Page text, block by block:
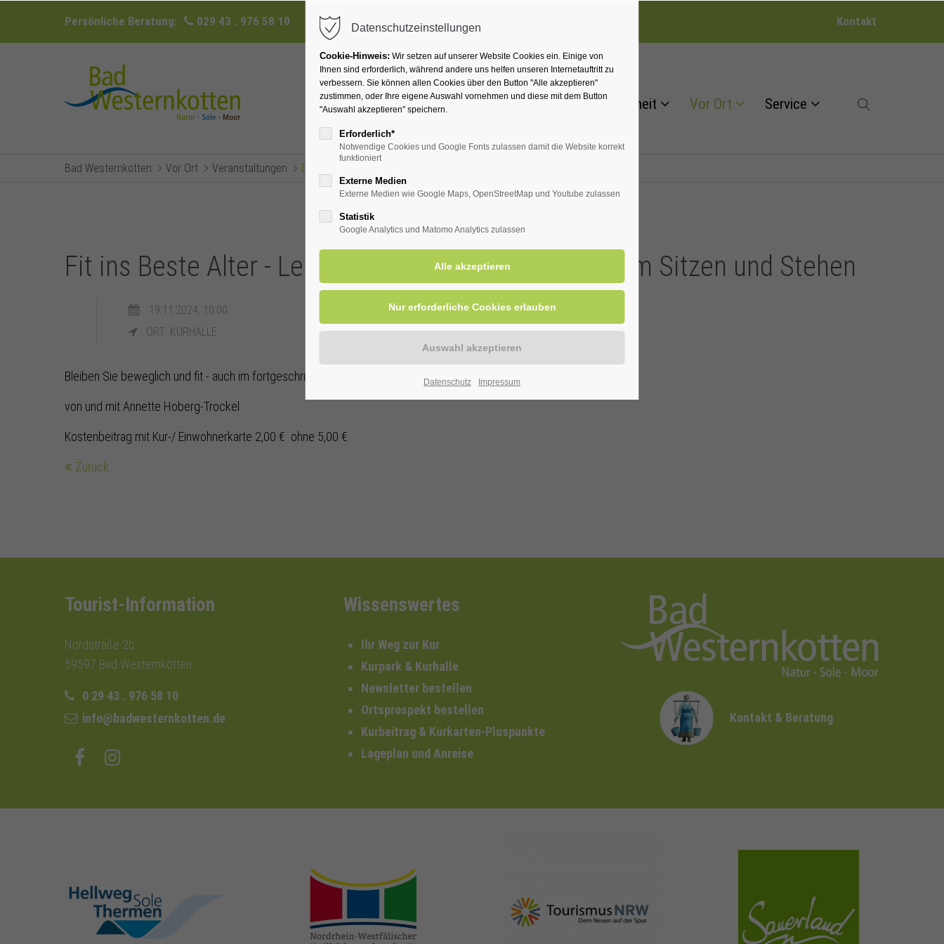
Persönliche Beratung: 029 43 . 976 58 10 info@badwesternkotten.de Kontakt
Ihr Heilbad Übernachten Für Ihre Gesundheit Vor Ort Service
Bad Westernkotten Vor Ort Veranstaltungen Eventsreader (Timeline)
Fit ins Beste Alter - Leichte Gymnastik für Senioren im Sitzen und Stehen
19.11.2024, 10:00
ORT: KURHALLE
Bleiben Sie beweglich und fit - auch im fortgeschrittenen Alter
von und mit Annette Hoberg-Trockel
Kostenbeitrag mit Kur-/ Einwohnerkarte 2,00 € ohne 5,00 €
Zurück
Tourist-Information
Nordstraße 2b
59597 Bad Westernkotten
0 29 43 . 976 58 10
info@badwesternkotten.de
Wissenswertes
Ihr Weg zur Kur
Kurpark & Kurhalle
Newsletter bestellen
Ortsprospekt bestellen
Kurbeitrag & Kurkarten-Pluspunkte
Lageplan und Anreise
Kontakt & Beratung
hellweg-sole-
thermen.de
heilbaeder.de
nrw-tourismus.de sauerland.com
Datenschutzeinstellungen
Cookie-Hinweis: Wir setzen auf unserer Website Cookies ein. Einige von
Ihnen sind erforderlich, während andere uns helfen unseren Internetauftritt zu
verbessern. Sie können allen Cookies über den Button "Alle akzeptieren"
zustimmen, oder Ihre eigene Auswahl vornehmen und diese mit dem Button
"Auswahl akzeptieren" speichern.
Erforderlich*
Notwendige Cookies und Google Fonts zulassen damit die Website korrekt
funktioniert
Externe Medien
Externe Medien wie Google Maps, OpenStreetMap und Youtube zulassen
Statistik
Google Analytics und Matomo Analytics zulassen
Datenschutz Impressum